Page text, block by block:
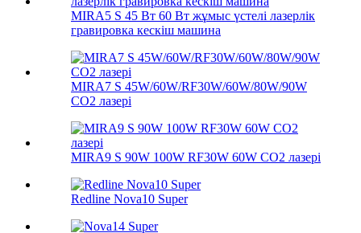
MIRA5 S 45 Вт 60 Вт жұмыс үстелі лазерлік
гравировка кескіш машина
MIRA7 S 45W/60W/RF30W/60W/80W/90W
CO2 лазері
MIRA9 S 90W 100W RF30W 60W CO2 лазері
Redline Nova10 Super